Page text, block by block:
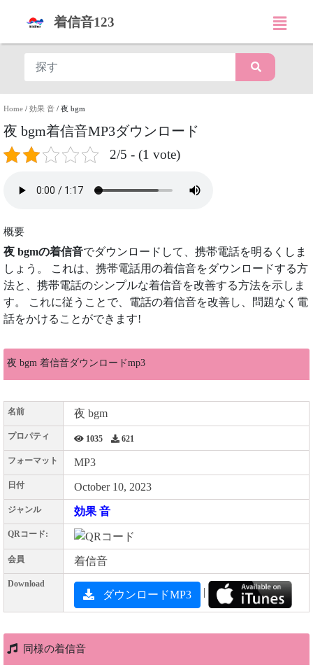
着信音123
Home / 効果 音 / 夜 bgm
夜 bgm着信音MP3ダウンロード
2/5 - (1 vote)
概要
夜 bgmの着信音でダウンロードして、携帯電話を明るくしま
しょう。 これは、携帯電話用の着信音をダウンロードする方
法と、携帯電話のシンプルな着信音を改善する方法を示しま
す。 これに従うことで、電話の着信音を改善し、問題なく電
話をかけることができます!
夜 bgm 着信音ダウンロードmp3
名前 夜 bgm
プロパティ 1035 621
フォーマット MP3
日付 October 10, 2023
ジャンル 効果 音
QRコード:
会員 着信音
Download
ダウンロードMP3 |
同様の着信音